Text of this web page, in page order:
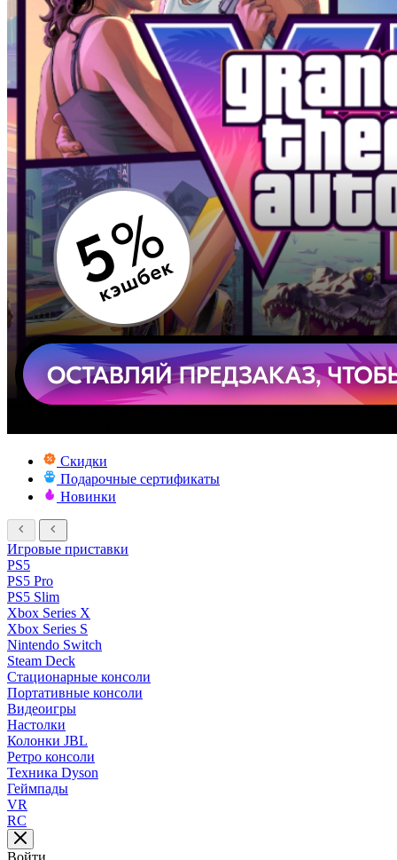
Скидки
Подарочные сертификаты
Новинки
Игровые приставки
PS5
PS5 Pro
PS5 Slim
Xbox Series X
Xbox Series S
Nintendo Switch
Steam Deck
Стационарные консоли
Портативные консоли
Видеоигры
Настолки
Колонки JBL
Ретро консоли
Техника Dyson
Геймпады
VR
RC
Войти